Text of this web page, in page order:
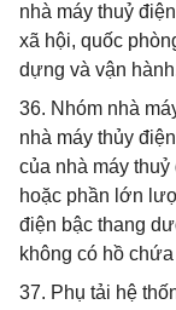
nhà máy thuỷ
xã hội, quốc
dựng và vận
36. Nhóm nhà
nhà máy thủy
của nhà máy
hoặc phần lớn
điện bậc thang
không có hồ
37. Phụ tải hệ